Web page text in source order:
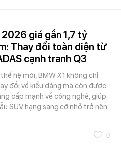
giá gần 1,7 tỷ
Thay đổi toàn diện từ
cạnh tranh Q3
hệ mới, BMW X1 không chỉ
đổi về kiểu dáng mà còn được
cấp mạnh về công nghệ, giúp
SUV hạng sang cỡ nhỏ trở nên…
0